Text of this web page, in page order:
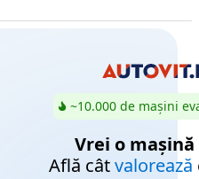
~10.000 de mașini
Vrei o mașină
Află câtvalorează